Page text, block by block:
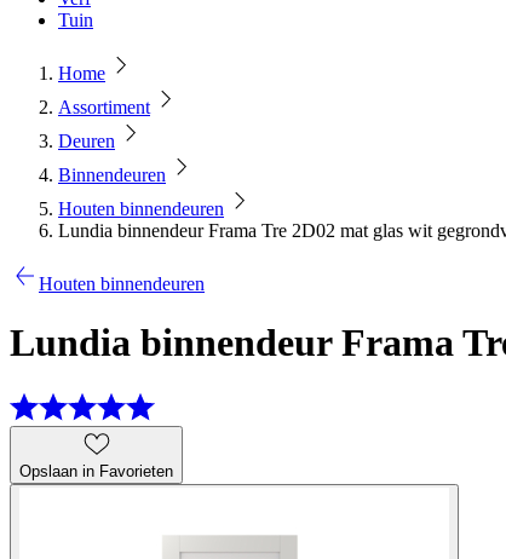
Tuin
Home
Assortiment
Deuren
Binnendeuren
Houten binnendeuren
Lundia binnendeur Frama Tre 2D02 mat glas wit
Houten binnendeuren
Lundia binnendeur Frama
Opslaan in Favorieten